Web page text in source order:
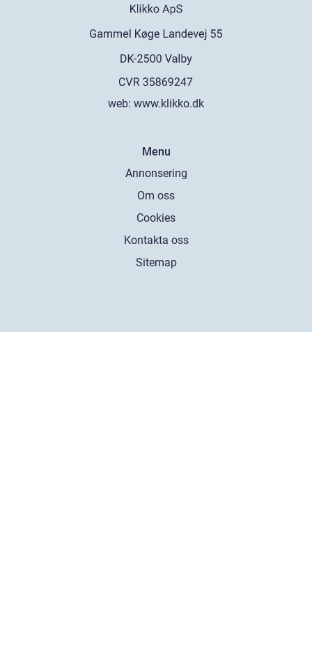
web: www.klikko.dk
Menu
Annonsering
Om oss
Cookies
Kontakta oss
Sitemap